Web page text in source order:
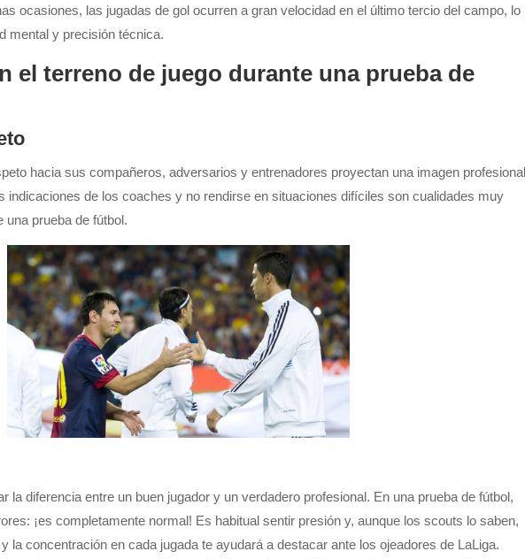
ocasiones, las jugadas de gol ocurren a gran velocidad en el último tercio del campo, lo
mental y precisión técnica.
el terreno de juego durante una prueba de
hacia sus compañeros, adversarios y entrenadores proyectan una imagen
indicaciones de los coaches y no rendirse en situaciones difíciles son cualidades muy
prueba de fútbol.
la diferencia entre un buen jugador y un verdadero profesional. En una prueba de fútbol,
¡es completamente normal! Es habitual sentir presión y, aunque los scouts lo saben,
la concentración en cada jugada te ayudará a destacar ante los ojeadores de LaLiga.